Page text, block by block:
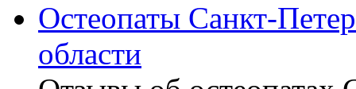
Остеопаты Санкт-
области